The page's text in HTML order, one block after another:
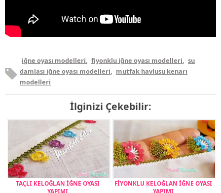
iğne oyası modelleri, fiyonklu iğne oyası modelleri, su
damlası iğne oyası modelleri, mutfak havlusu kenarı
modelleri
İlginizi Çekebilir:
TAÇLI KELOĞLAN İĞNE OYASI
YAPIMI
FİYONKLU KELOĞLAN İĞNE OYASI
YAPIMI